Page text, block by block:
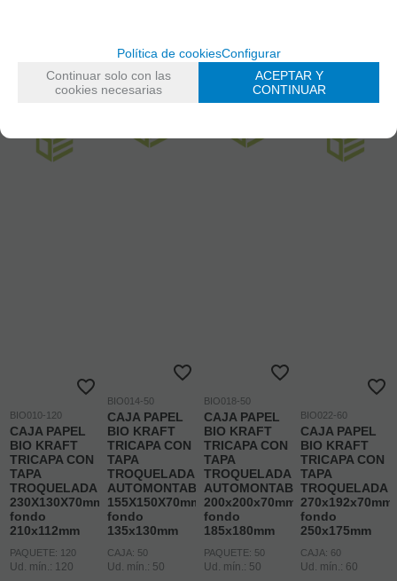
COMPRAR COMPRAR COMPRAR
BIO010-120
CAJA PAPEL
BIO KRAFT
TRICAPA CON
TAPA
TROQUELADA
230X130X70mm
fondo
210x112mm
PAQUETE: 120
Ud. mín.: 120
BIO014-50
CAJA PAPEL
BIO KRAFT
TRICAPA CON
TAPA
TROQUELADA
AUTOMONTABLE
155X150X70mm
fondo
135x130mm
CAJA: 50
Ud. mín.: 50
BIO018-50
CAJA PAPEL
BIO KRAFT
TRICAPA CON
TAPA
TROQUELADA
AUTOMONTABLE
200x200x70mm
fondo
185x180mm
PAQUETE: 50
Ud. mín.: 50
BIO022-60
CAJA PAPEL
BIO KRAFT
TRICAPA CON
TAPA
TROQUELADA
270x192x70mm
fondo
250x175mm
CAJA: 60
Ud. mín.: 60
Política de cookiesConfigurar
Continuar solo con las
cookies necesarias
ACEPTAR Y
CONTINUAR